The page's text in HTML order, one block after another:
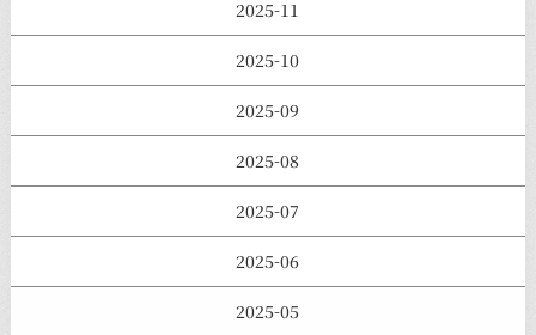
2025-11
2025-10
2025-09
2025-08
2025-07
2025-06
2025-05